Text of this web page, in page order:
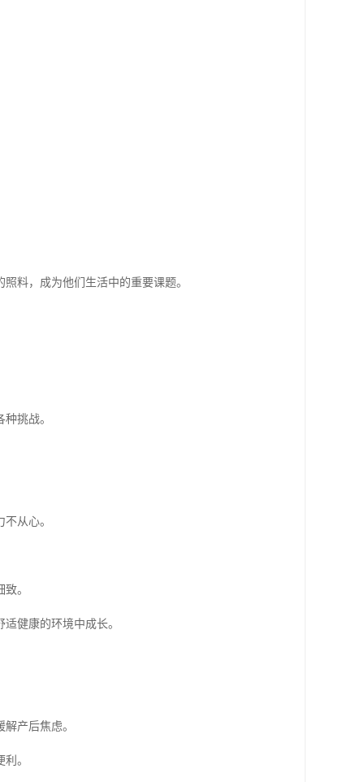
料，成为他们生活中的重要课题。
挑战。
从心。
。
健康的环境中成长。
产后焦虑。
。